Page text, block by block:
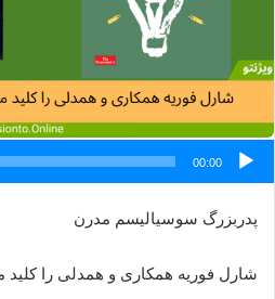
00:00
پدربزرگ سوسیالیسم مدرن
شارل فوریه همکاری و همدلی را کلید